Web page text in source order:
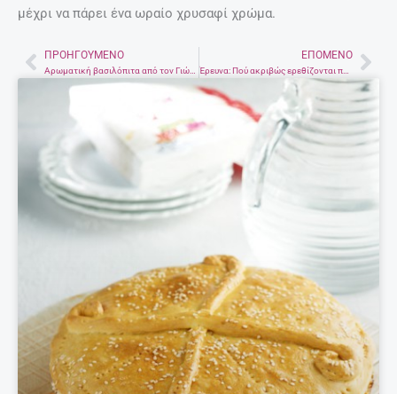
μέχρι να πάρει ένα ωραίο χρυσαφί χρώμα.
Prev
ΠΡΟΗΓΟΎΜΕΝΟ ΕΠΌΜΕΝΟ
Έρευνα: Πού ακριβώς ερεθίζονται περισσότερο οι γυναίκες